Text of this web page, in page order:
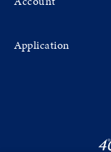
Application